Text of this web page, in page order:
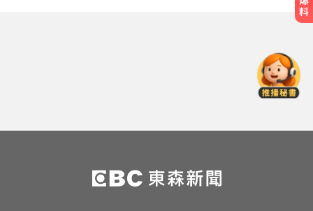
豪、許基宏動刀本季報銷
姜厚任小24歲女友「3碩1博」造
假？ 台大回應了